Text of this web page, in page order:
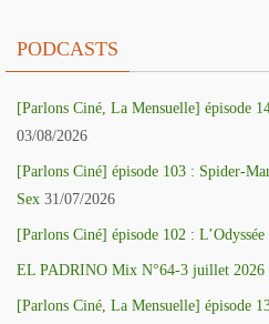
PODCASTS
[Parlons Ciné, La Mensuelle] épisode
03/08/2026
[Parlons Ciné] épisode 103 : Spider-
Sex 31/07/2026
[Parlons Ciné] épisode 102 :
EL PADRINO Mix N°64-3 juillet 2026
[Parlons Ciné, La Mensuelle] épisode